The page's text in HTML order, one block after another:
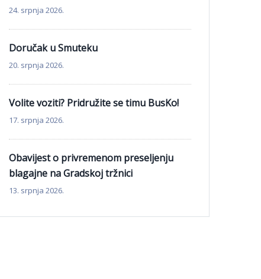
24. srpnja 2026.
Doručak u Smuteku
20. srpnja 2026.
Volite voziti? Pridružite se timu BusKo!
17. srpnja 2026.
Obavijest o privremenom preseljenju
blagajne na Gradskoj tržnici
13. srpnja 2026.